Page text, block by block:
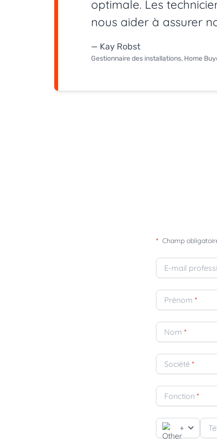
optimale. Les
nous aider à assurer
— Kay Robst
Gestionnaire des installations, Home
* Champ
E-mail
Prénom *
Nom *
Société *
Fonction *
+